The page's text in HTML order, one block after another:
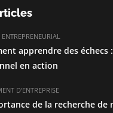
ENTREPRENEURIAL
apprendre des échecs
en action
D'ENTREPRISE
de la recherche de